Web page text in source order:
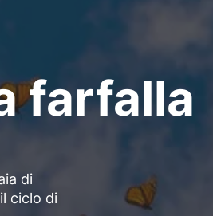
farfalla
di
ciclo di